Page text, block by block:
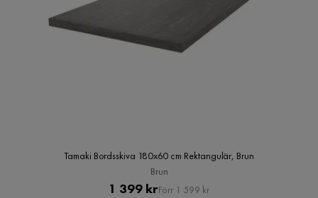
Tamaki Bordsskiva 180x60 cm Rektangulär, Brun
Brun
Pris
1 399 krOriginal
Förr 1 599 kr